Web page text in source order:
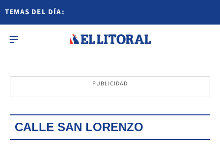
TEMAS DEL DÍA:
PUBLICIDAD
CALLE SAN LORENZO